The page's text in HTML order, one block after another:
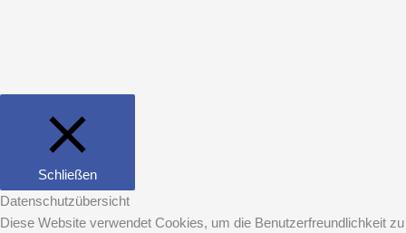
Schließen
Datenschutzübersicht
Diese Website verwendet Cookies, um die Benutzerfreundlichkeit